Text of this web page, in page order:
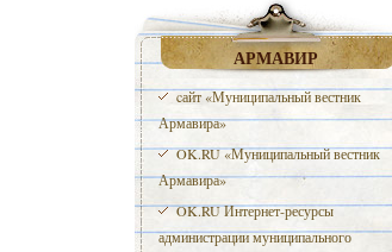
АРМАВИР
cайт «Муниципальный вестник
Армавира»
OK.RU «Муниципальный вестник
Армавира»
OK.RU Интернет-ресурсы
администрации муниципального